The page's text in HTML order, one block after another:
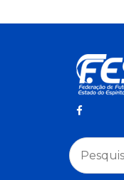
Pesquisar
por: